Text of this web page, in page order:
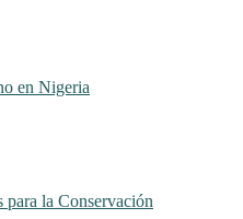
en Nigeria
la Conservación